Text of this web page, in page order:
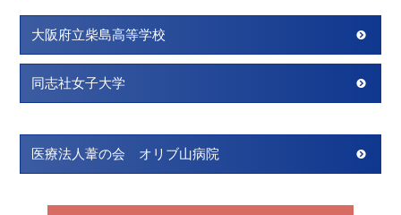
大阪府立柴島高等学校
同志社女子大学
医療法人葦の会 オリブ山病院